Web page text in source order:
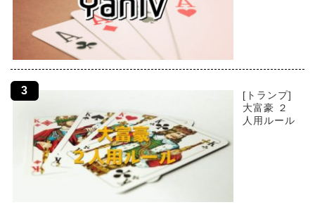
[トランプ]
大富豪 ２
人用ルール